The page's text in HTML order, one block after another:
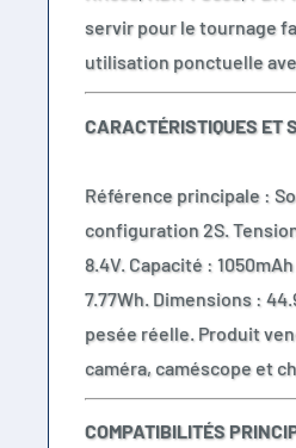
servir pour le tournage
utilisation ponctuelle
CARACTÉRISTIQUES ET
Référence principale :
configuration 2S.
8.4V. Capacité :
7.77Wh. Dimensions :
pesée réelle. Produit
caméra, caméscope et
COMPATIBILITÉS